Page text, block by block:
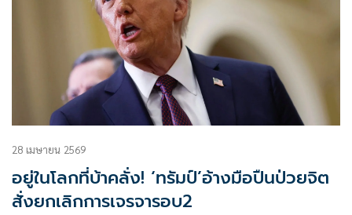
28 เมษายน 2569
อยู่ในโลกที่บ้าคลั่ง! ‘ทรัมป์’อ้างมือปืนป่วยจิต
สั่งยกเลิกการเจรจารอบ2